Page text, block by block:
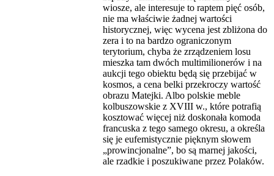
wiosze, ale interesuje to raptem pięć osób,
nie ma właściwie żadnej wartości
historycznej, więc wycena jest zbliżona do
zera i to na bardzo ograniczonym
terytorium, chyba że zrządzeniem losu
mieszka tam dwóch multimilionerów i na
aukcji tego obiektu będą się przebijać w
kosmos, a cena belki przekroczy wartość
obrazu Matejki. Albo polskie meble
kolbuszowskie z XVIII w., które potrafią
kosztować więcej niż doskonała komoda
francuska z tego samego okresu, a określa
się je eufemistycznie pięknym słowem
„prowincjonalne”, bo są marnej jakości,
ale rzadkie i poszukiwane przez Polaków.